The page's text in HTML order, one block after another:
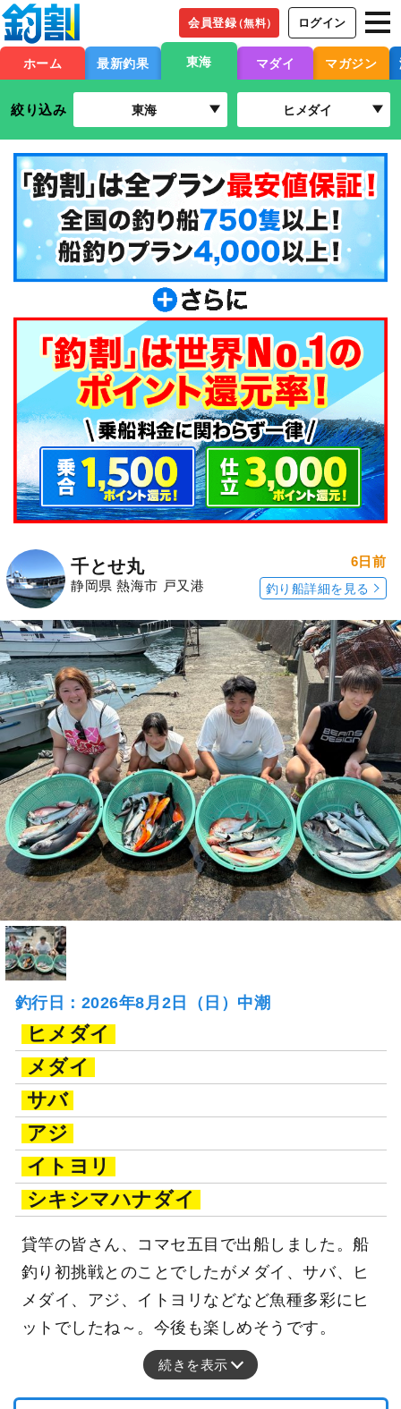
会員登録（無料） ログイン
ホーム 最新釣果 東海 マダイ マガジン
絞り込み 東海 ヒメダイ
千とせ丸
静岡県 熱海市 戸又港
6日前
釣り船詳細を見る
釣行日：2026年8月2日（日）中潮
ヒメダイ
メダイ
サバ
アジ
イトヨリ
シキシマハナダイ
貸竿の皆さん、コマセ五目で出船しました。船
釣り初挑戦とのことでしたがメダイ、サバ、ヒ
メダイ、アジ、イトヨリなどなど魚種多彩にヒ
ットでしたね～。今後も楽しめそうです。
続きを表示